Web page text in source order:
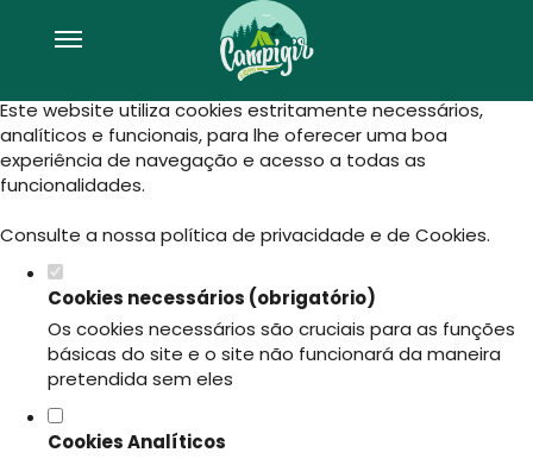
Defina as suas preferências de
cookies para este website.
Este website utiliza cookies estritamente necessários,
analíticos e funcionais, para lhe oferecer uma boa
experiência de navegação e acesso a todas as
funcionalidades.
Consulte a nossa política de privacidade e de Cookies.
Cookies necessários (obrigatório)
Os cookies necessários são cruciais para as funções
básicas do site e o site não funcionará da maneira
pretendida sem eles
Cookies Analíticos